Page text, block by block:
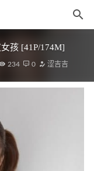
孩 [41P/174M]
234 0 涩吉吉
2023-09-02